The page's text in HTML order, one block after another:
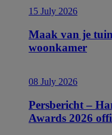
15 July 2026
Maak van je
woonkamer
08 July 2026
Persbericht –
Awards 2026